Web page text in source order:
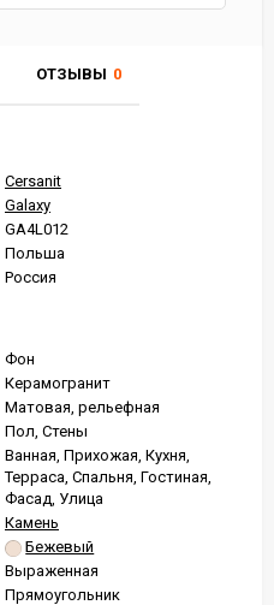
ОТЗЫВЫ 0
Cersanit
Galaxy
GA4L012
Польша
Россия
Фон
Керамогранит
Матовая, рельефная
Пол, Стены
Ванная, Прихожая, Кухня,
Терраса, Спальня, Гостиная,
Фасад, Улица
Камень
Бежевый
Выраженная
Прямоугольник